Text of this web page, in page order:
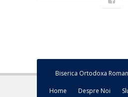
Biserica Ortodoxa
Home Despre Noi